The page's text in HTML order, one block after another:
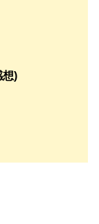
想)